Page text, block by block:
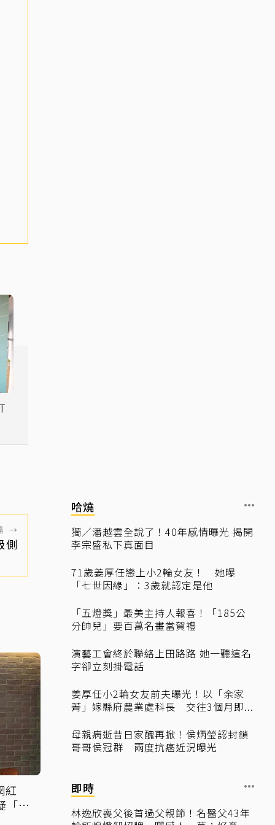
→
側
紅
「早
哈燒
獨／潘越雲全說了！40年感情曝光 揭開
李宗盛私下真面目
71歲姜厚任戀上小2輪女友！ 她曝
「七世因緣」：3歲就認定是他
「五燈獎」最美主持人報喜！「185公
分帥兒」要百萬名畫當賀禮
演藝工會終於聯絡上田路路 她一聽這名
字卻立刻掛電話
姜厚任小2輪女友前夫曝光！以「余家
菁」嫁縣府農業處科長 交往3個月即...
母親病逝昔日家醜再掀！侯炳瑩認封鎖
哥哥侯冠群 兩度抗癌近況曝光
即時
林逸欣喪父後首過父親節！名醫父43年